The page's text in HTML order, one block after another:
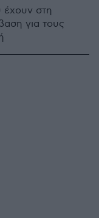
έχουν στη
για τους